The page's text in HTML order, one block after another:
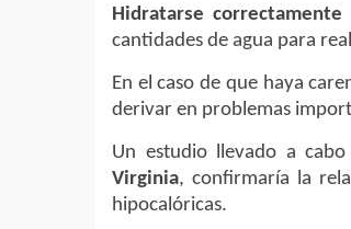
Hidratarse correctamente
cantidades de agua para
En el caso de que haya
derivar en problemas
Un estudio llevado a
Virginia, confirmaría la
hipocalóricas.